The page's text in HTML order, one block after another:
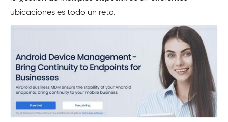
ubicaciones es todo un reto.